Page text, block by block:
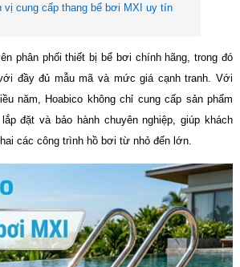
vị cung cấp thang bể bơi MXI uy tín
phân phối thiết bị bể bơi chính hãng, trong đó
đầy đủ mẫu mã và mức giá cạnh tranh. Với
năm, Hoabico không chỉ cung cấp sản phẩm
đặt và bảo hành chuyên nghiệp, giúp khách
các công trình hồ bơi từ nhỏ đến lớn.